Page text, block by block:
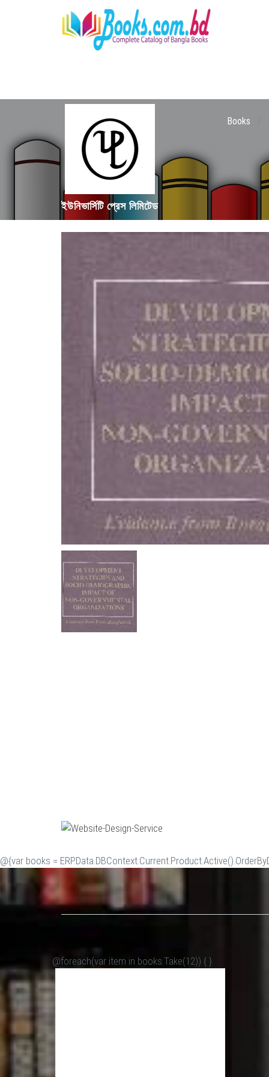
ইউনিভার্সিটি প্রেস লিমিটেড
Books
@{var books =
@foreach(var item in books.Take(12)) { }